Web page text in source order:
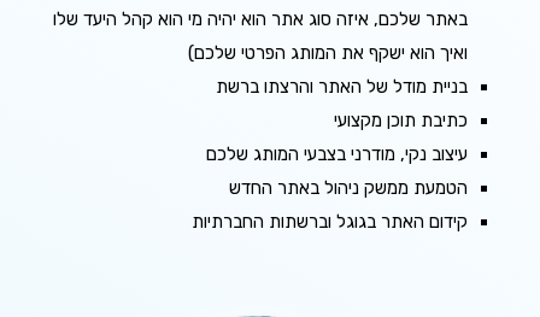
באתר שלכם, איזה סוג אתר הוא יהיה מי הוא קהל היעד שלו
ואיך הוא ישקף את המותג הפרטי שלכם)
בניית מודל של האתר והרצתו ברשת
כתיבת תוכן מקצועי
עיצוב נקי, מודרני בצבעי המותג שלכם
הטמעת ממשק ניהול באתר החדש
קידום האתר בגוגל וברשתות החברתיות